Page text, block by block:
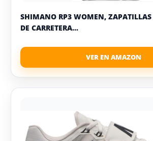
SHIMANO RP3 WOMEN, ZAPATILLAS
DE CARRETERA...